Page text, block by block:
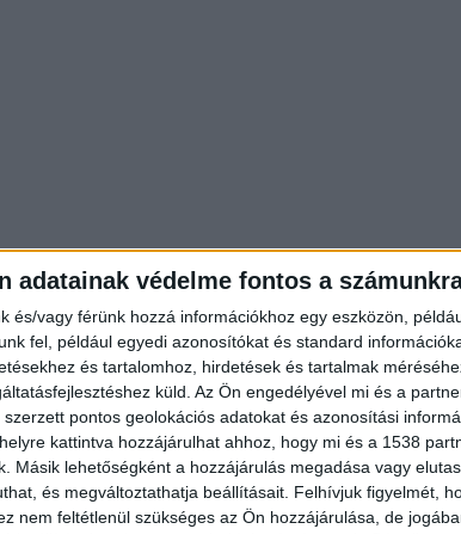
adatainak védelme fontos a
és/vagy férünk hozzá információkhoz egy eszközön,
fel, például egyedi azonosítókat és standard
és tartalomhoz, hirdetések és tartalmak
küld. Az Ön engedélyével mi és a
pontos geolokációs adatokat és azonosítási
kattintva hozzájárulhat ahhoz, hogy mi és a 1538
Másik lehetőségként a hozzájárulás megadása vagy
és megváltoztathatja beállításait. Felhívjuk figyelmét,
nem feltétlenül szükséges az Ön hozzájárulása, de
felé vezető oldalon történt a halálos
főkapitányság szóvivője a heol.hu-nak